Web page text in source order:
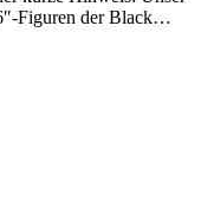
Figuren der Black…